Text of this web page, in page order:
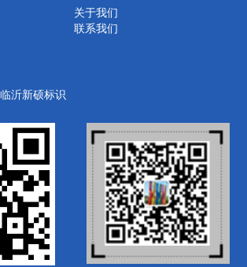
关于我们
联系我们
临沂新硕标识